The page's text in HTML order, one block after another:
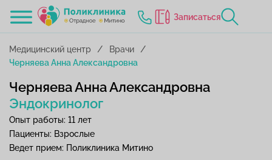
Записаться
Медицинский центр
Врачи
Черняева Анна Александровна
Черняева Анна Александровна
Эндокринолог
Опыт работы: 11 лет
Пациенты: Взрослые
Ведет прием: Поликлиника Митино